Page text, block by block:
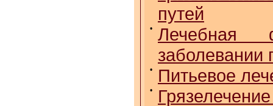
путей
•
Лечебная
заболевании
• Питьевое
•